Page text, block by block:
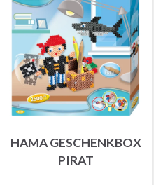
HAMA GESCHENKBOX
PIRAT